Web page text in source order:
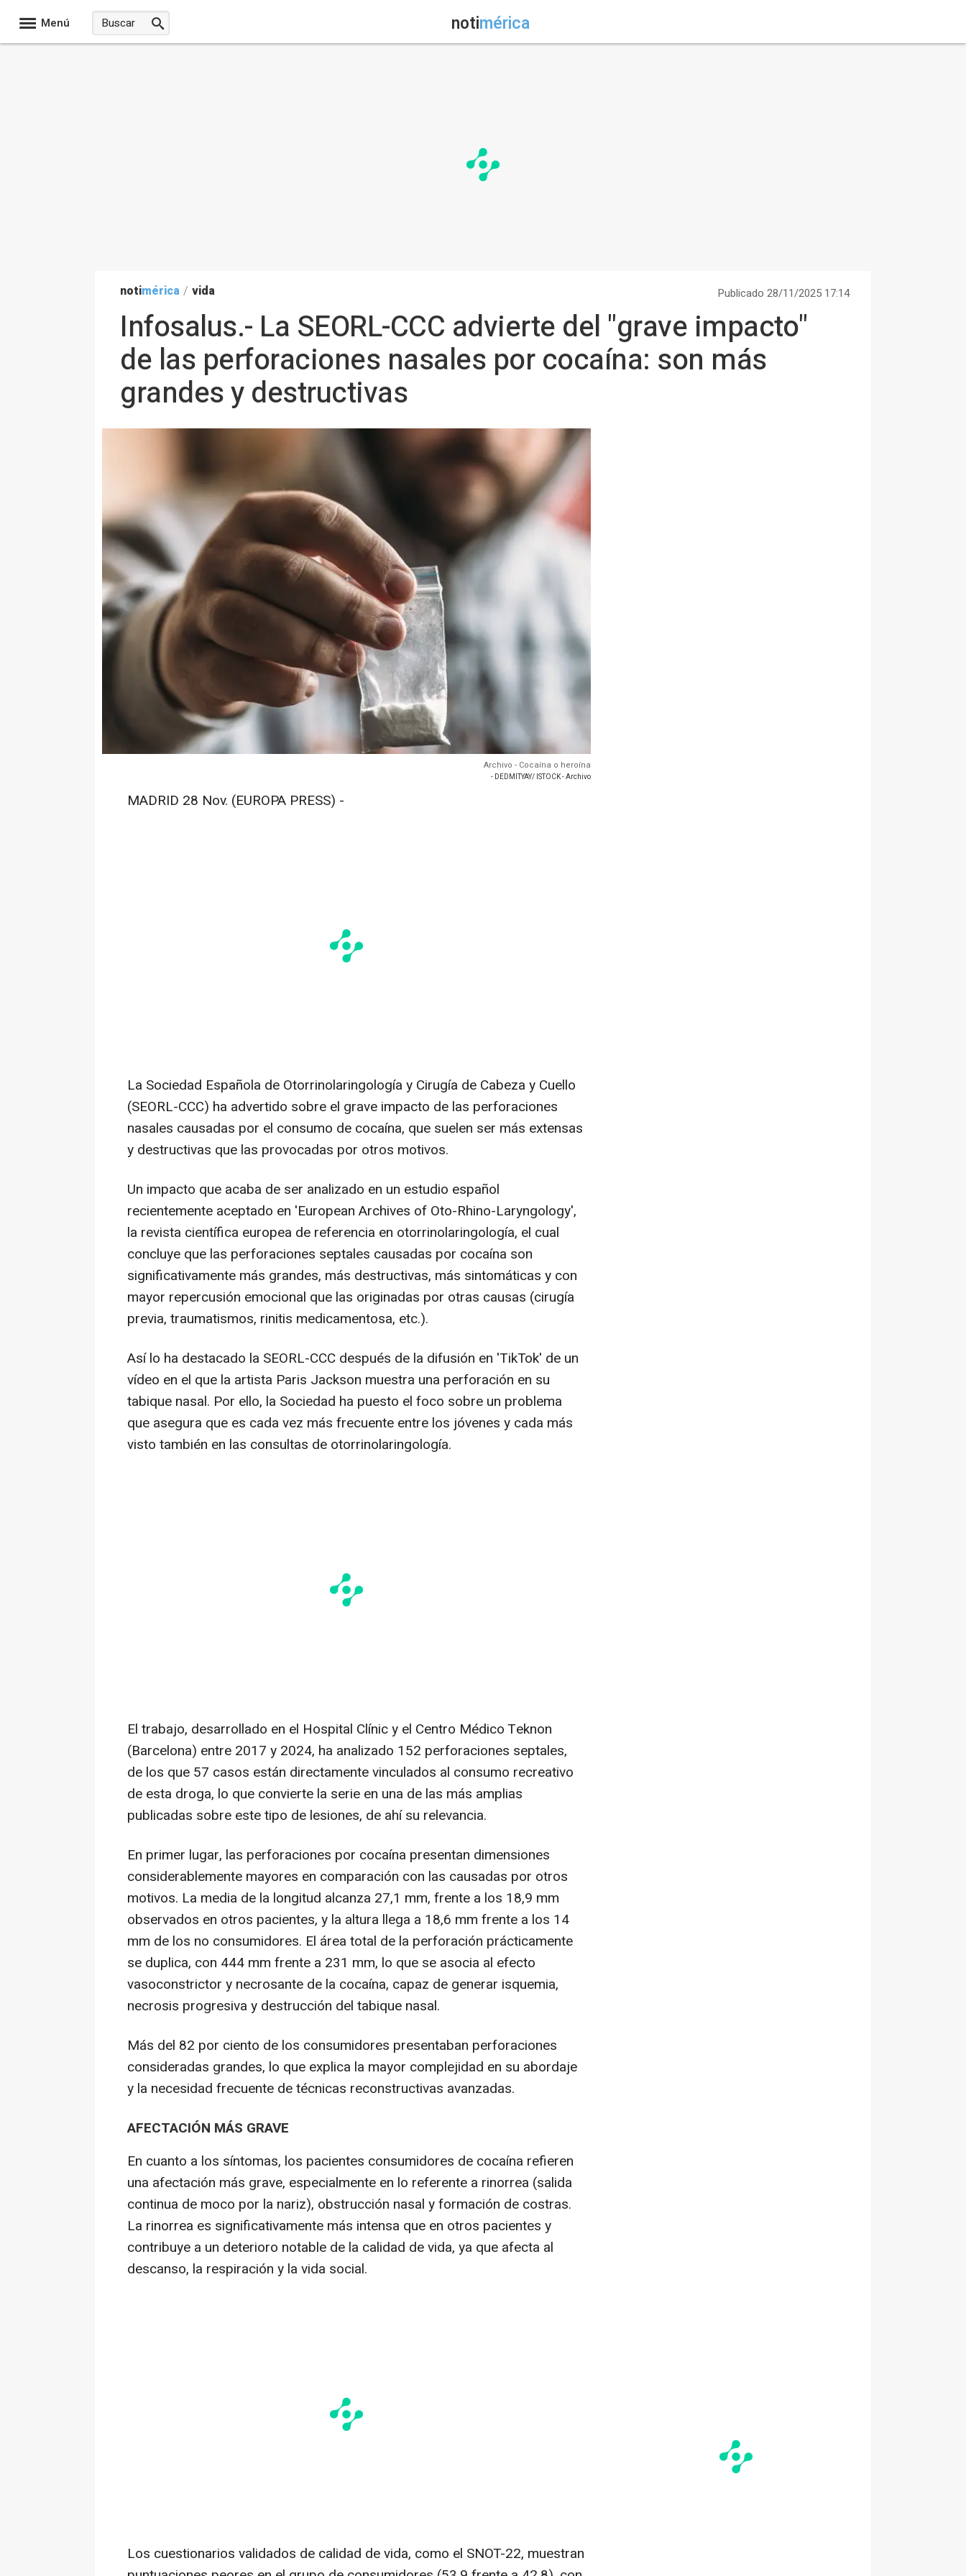
Menú notimérica
notimérica / vida Publicado 28/11/2025 17:14
Infosalus.- La SEORL-CCC advierte del "grave impacto"
de las perforaciones nasales por cocaína: son más
grandes y destructivas
Archivo - Cocaína o heroína
- DEDMITYAY/ ISTOCK - Archivo
MADRID 28 Nov. (EUROPA PRESS) -
La Sociedad Española de Otorrinolaringología y Cirugía de Cabeza y Cuello
(SEORL-CCC) ha advertido sobre el grave impacto de las perforaciones
nasales causadas por el consumo de cocaína, que suelen ser más extensas
y destructivas que las provocadas por otros motivos.
Un impacto que acaba de ser analizado en un estudio español
recientemente aceptado en 'European Archives of Oto-Rhino-Laryngology',
la revista científica europea de referencia en otorrinolaringología, el cual
concluye que las perforaciones septales causadas por cocaína son
significativamente más grandes, más destructivas, más sintomáticas y con
mayor repercusión emocional que las originadas por otras causas (cirugía
previa, traumatismos, rinitis medicamentosa, etc.).
Así lo ha destacado la SEORL-CCC después de la difusión en 'TikTok' de un
vídeo en el que la artista Paris Jackson muestra una perforación en su
tabique nasal. Por ello, la Sociedad ha puesto el foco sobre un problema
que asegura que es cada vez más frecuente entre los jóvenes y cada más
visto también en las consultas de otorrinolaringología.
El trabajo, desarrollado en el Hospital Clínic y el Centro Médico Teknon
(Barcelona) entre 2017 y 2024, ha analizado 152 perforaciones septales,
de los que 57 casos están directamente vinculados al consumo recreativo
de esta droga, lo que convierte la serie en una de las más amplias
publicadas sobre este tipo de lesiones, de ahí su relevancia.
En primer lugar, las perforaciones por cocaína presentan dimensiones
considerablemente mayores en comparación con las causadas por otros
motivos. La media de la longitud alcanza 27,1 mm, frente a los 18,9 mm
observados en otros pacientes, y la altura llega a 18,6 mm frente a los 14
mm de los no consumidores. El área total de la perforación prácticamente
se duplica, con 444 mm frente a 231 mm, lo que se asocia al efecto
vasoconstrictor y necrosante de la cocaína, capaz de generar isquemia,
necrosis progresiva y destrucción del tabique nasal.
Más del 82 por ciento de los consumidores presentaban perforaciones
consideradas grandes, lo que explica la mayor complejidad en su abordaje
y la necesidad frecuente de técnicas reconstructivas avanzadas.
AFECTACIÓN MÁS GRAVE
En cuanto a los síntomas, los pacientes consumidores de cocaína refieren
una afectación más grave, especialmente en lo referente a rinorrea (salida
continua de moco por la nariz), obstrucción nasal y formación de costras.
La rinorrea es significativamente más intensa que en otros pacientes y
contribuye a un deterioro notable de la calidad de vida, ya que afecta al
descanso, la respiración y la vida social.
Los cuestionarios validados de calidad de vida, como el SNOT-22, muestran